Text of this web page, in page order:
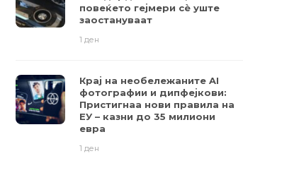
повеќето гејмери ​​сè уште
заостануваат
1 ден
Крај на необележаните AI
фотографии и дипфејкови:
Пристигнаа нови правила на
ЕУ – казни до 35 милиони
евра
1 ден